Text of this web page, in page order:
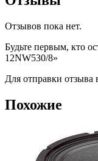
Отзывов пока нет.
Будьте первым, кто
12NW530/8»
Для отправки отзыва
Похожие